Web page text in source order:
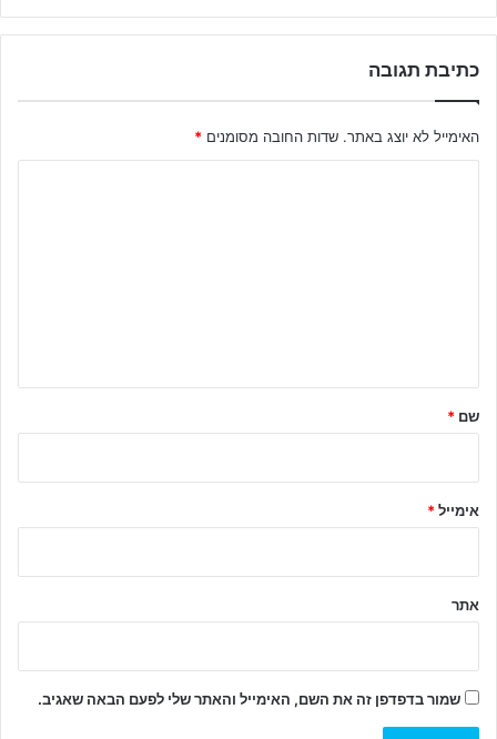
כתיבת תגובה
האימייל לא יוצג באתר. שדות החובה מסומנים *
ל
שם *
אימייל*
אתר
שמור בדפדפן זה את השם, האימייל והאתר שלי לפעם הבאה שאגיב.